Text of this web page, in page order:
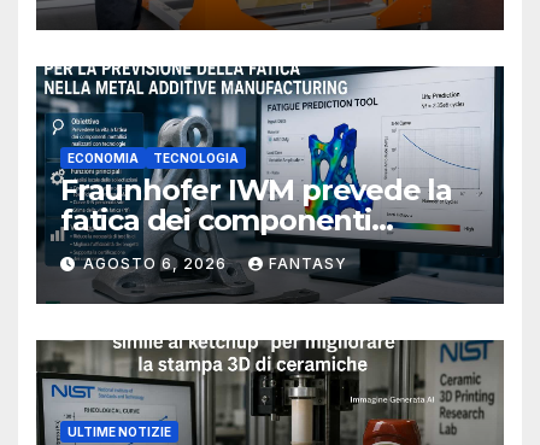
ECONOMIA TECNOLOGIA
Fraunhofer IWM prevede la
fatica dei componenti
metallici stampati in 3D
AGOSTO 6, 2026 FANTASY
ULTIME NOTIZIE